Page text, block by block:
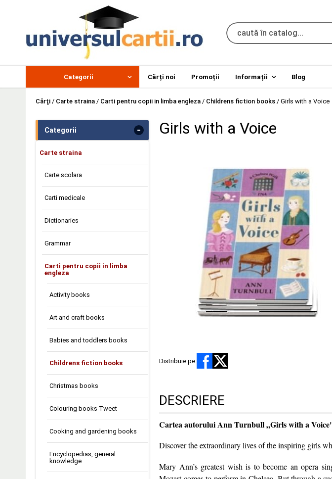
Categorii Cărți noi Promoții Informații Blog
Cărţi / Carte straina / Carti pentru copii in limba engleza / Childrens fiction books / Girls with a Voice
Categorii -
Carte straina
Carte scolara
Carti medicale
Dictionaries
Grammar
Carti pentru copii in limba
engleza
Activity books
Art and craft books
Babies and toddlers books
Childrens fiction books
Christmas books
Colouring books Tweet
Cooking and gardening books
Encyclopedias, general
knowledge
Girls with a Voice
Distribuie pe:
DESCRIERE
Cartea autorului Ann Turnbull „Girls with a
Discover the extraordinary lives of the inspiring girls
Mary Ann’s greatest wish is to become an opera